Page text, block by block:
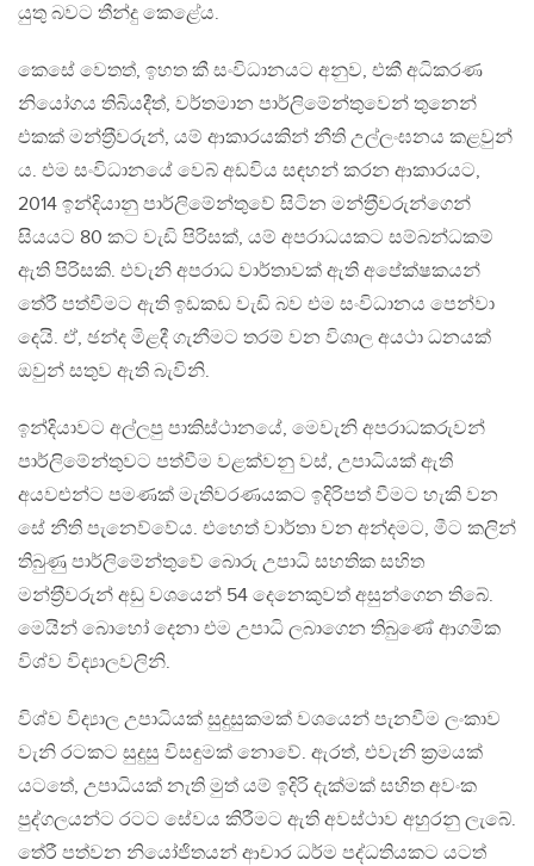
යුතු බවට තීන්දු කෙළේය.
කෙසේ වෙතත්, ඉහත කී සංවිධානයට අනුව, එකී අධිකරණ
නියෝගය තිබියදීත්, වර්තමාන පාර්ලිමේන්තුවෙන් තුනෙන්
එකක් මන්ත‍්‍රීවරුන්, යම් ආකාරයකින් නීති උල්ලංඝනය කළවුන්
ය. එම සංවිධානයේ වෙබ් අඩවිය සඳහන් කරන ආකාරයට,
2014 ඉන්දියානු පාර්ලිමේන්තුවේ සිටින මන්ත‍්‍රීවරුන්ගෙන්
සියයට 80 කට වැඩි පිරිසක්, යම් අපරාධයකට සම්බන්ධකම්
ඇති පිරිසකි. එවැනි අපරාධ වාර්තාවක් ඇති අපේක්ෂකයන්
තේරී පත්වීමට ඇති ඉඩකඩ වැඩි බව එම සංවිධානය පෙන්වා
දෙයි. ඒ, ඡන්ද මිළදී ගැනීමට තරම් වන විශාල අයථා ධනයක්
ඔවුන් සතුව ඇති බැවිනි.
ඉන්දියාවට අල්ලපු පාකිස්ථානයේ, මෙවැනි අපරාධකරුවන්
පාර්ලිමේන්තුවට පත්වීම වළක්වනු වස්, උපාධියක් ඇති
අයවළුන්ට පමණක් මැතිවරණයකට ඉදිරිපත් වීමට හැකි වන
සේ නීති පැනෙව්වේය. එහෙත් වාර්තා වන අන්දමට, මීට කලින්
තිබුණු පාර්ලිමේන්තුවේ බොරු උපාධි සහතික සහිත
මන්ත‍්‍රීවරුන් අඩු වශයෙන් 54 දෙනෙකුවත් අසුන්ගෙන තිබේ.
මෙයින් බොහෝ දෙනා එම උපාධි ලබාගෙන තිබුණේ ආගමික
විශ්ව විද්‍යාලවලිනි.
විශ්ව විද්‍යාල උපාධියක් සුදුසුකමක් වශයෙන් පැනවීම ලංකාව
වැනි රටකට සුදුසු විසඳුමක් නොවේ. ඇරත්, එවැනි ක‍්‍රමයක්
යටතේ, උපාධියක් නැති මුත් යම් ඉදිරි දැක්මක් සහිත අවංක
පුද්ගලයන්ට රටට සේවය කිරීමට ඇති අවස්ථාව අහුරනු ලැබේ.
තේරී පත්වන නියෝජිතයන් ආචාර ධර්ම පද්ධතියකට යටත්